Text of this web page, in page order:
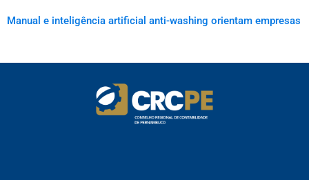
Manual e inteligência artificial anti-washing orientam empresas